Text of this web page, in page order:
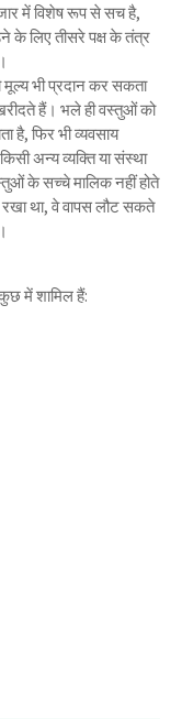
में विशेष रूप से सच है,
के लिए तीसरे पक्ष के तंत्र
भी प्रदान कर सकता
हैं। भले ही वस्तुओं को
है, फिर भी व्यवसाय
अन्य व्यक्ति या संस्था
के सच्चे मालिक नहीं होते
था, वे वापस लौट सकते
में शामिल हैं: